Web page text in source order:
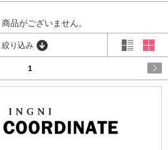
品がございません。
り込み
1